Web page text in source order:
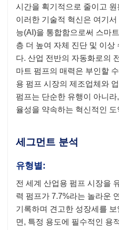
시간을 획기적으로 줄이고
이러한 기술적 혁신은 여기서
능(AI)을 통합함으로써 스마
층 더 높여 자체 진단 및 이상
다. 산업 전반의 자동화로의
마트 펌프의 매력은 부인할
용 펌프 시장의 제조업체와
펌프는 단순한 유행이 아니
율성을 약속하는 혁신적인 도
세그먼트 분석
유형별:
전 세계 산업용 펌프 시장을
력 펌프가 7.7%라는 놀라운
기록하며 견고한 성장세를
면, 특정 용도에 필수적인 용